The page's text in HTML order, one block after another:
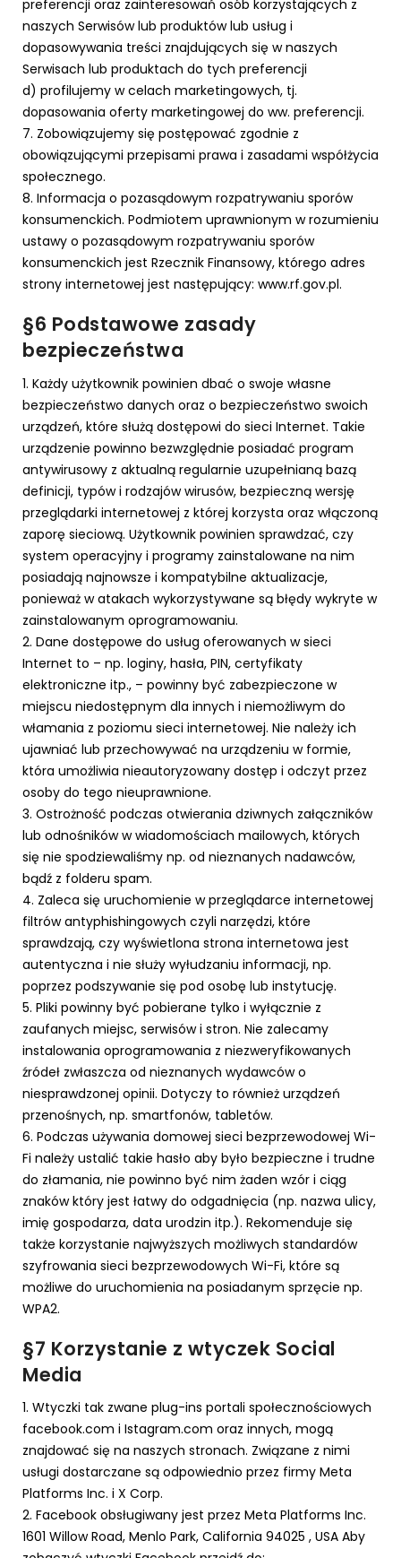
preferencji oraz zainteresowań osób korzystających z
naszych Serwisów lub produktów lub usług i
dopasowywania treści znajdujących się w naszych
Serwisach lub produktach do tych preferencji
d) profilujemy w celach marketingowych, tj.
dopasowania oferty marketingowej do ww. preferencji.
7. Zobowiązujemy się postępować zgodnie z
obowiązującymi przepisami prawa i zasadami współżycia
społecznego.
8. Informacja o pozasądowym rozpatrywaniu sporów
konsumenckich. Podmiotem uprawnionym w rozumieniu
ustawy o pozasądowym rozpatrywaniu sporów
konsumenckich jest Rzecznik Finansowy, którego adres
strony internetowej jest następujący: www.rf.gov.pl.
§6 Podstawowe zasady
bezpieczeństwa
1. Każdy użytkownik powinien dbać o swoje własne
bezpieczeństwo danych oraz o bezpieczeństwo swoich
urządzeń, które służą dostępowi do sieci Internet. Takie
urządzenie powinno bezwzględnie posiadać program
antywirusowy z aktualną regularnie uzupełnianą bazą
definicji, typów i rodzajów wirusów, bezpieczną wersję
przeglądarki internetowej z której korzysta oraz włączoną
zaporę sieciową. Użytkownik powinien sprawdzać, czy
system operacyjny i programy zainstalowane na nim
posiadają najnowsze i kompatybilne aktualizacje,
ponieważ w atakach wykorzystywane są błędy wykryte w
zainstalowanym oprogramowaniu.
2. Dane dostępowe do usług oferowanych w sieci
Internet to – np. loginy, hasła, PIN, certyfikaty
elektroniczne itp., – powinny być zabezpieczone w
miejscu niedostępnym dla innych i niemożliwym do
włamania z poziomu sieci internetowej. Nie należy ich
ujawniać lub przechowywać na urządzeniu w formie,
która umożliwia nieautoryzowany dostęp i odczyt przez
osoby do tego nieuprawnione.
3. Ostrożność podczas otwierania dziwnych załączników
lub odnośników w wiadomościach mailowych, których
się nie spodziewaliśmy np. od nieznanych nadawców,
bądź z folderu spam.
4. Zaleca się uruchomienie w przeglądarce internetowej
filtrów antyphishingowych czyli narzędzi, które
sprawdzają, czy wyświetlona strona internetowa jest
autentyczna i nie służy wyłudzaniu informacji, np.
poprzez podszywanie się pod osobę lub instytucję.
5. Pliki powinny być pobierane tylko i wyłącznie z
zaufanych miejsc, serwisów i stron. Nie zalecamy
instalowania oprogramowania z niezweryfikowanych
źródeł zwłaszcza od nieznanych wydawców o
niesprawdzonej opinii. Dotyczy to również urządzeń
przenośnych, np. smartfonów, tabletów.
6. Podczas używania domowej sieci bezprzewodowej Wi-
Fi należy ustalić takie hasło aby było bezpieczne i trudne
do złamania, nie powinno być nim żaden wzór i ciąg
znaków który jest łatwy do odgadnięcia (np. nazwa ulicy,
imię gospodarza, data urodzin itp.). Rekomenduje się
także korzystanie najwyższych możliwych standardów
szyfrowania sieci bezprzewodowych Wi-Fi, które są
możliwe do uruchomienia na posiadanym sprzęcie np.
WPA2.
§7 Korzystanie z wtyczek Social
Media
1. Wtyczki tak zwane plug-ins portali społecznościowych
facebook.com i Istagram.com oraz innych, mogą
znajdować się na naszych stronach. Związane z nimi
usługi dostarczane są odpowiednio przez firmy Meta
Platforms Inc. i X Corp.
2. Facebook obsługiwany jest przez Meta Platforms Inc.
1601 Willow Road, Menlo Park, California 94025 , USA Aby